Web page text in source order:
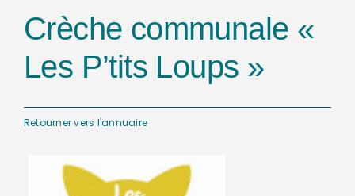
Actualités
Ressources
Contact
Crèche communale «
Les P’tits Loups »
Retourner vers l'annuaire